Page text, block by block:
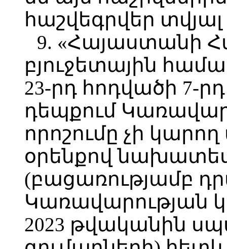
հաշվեգրվեր
9. «Հայաստանի
բյուջետային
23-րդ հոդվածի
դեպքում
որոշումը չի կարող
օրենքով
(բացառությամբ
Կառավարության
2023 թվականին